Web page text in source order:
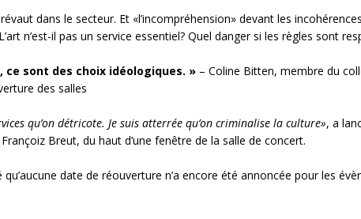
dans le secteur. Et «l’incompréhension» devant les
n’est-il pas un service essentiel? Quel danger si les règles sont
ce sont des choix idéologiques. » – Coline Bitten, membre du
des salles
qu’on détricote. Je suis atterrée qu’on criminalise la culture», a
Breut, du haut d’une fenêtre de la salle de concert.
date de réouverture n’a encore été annoncée pour les